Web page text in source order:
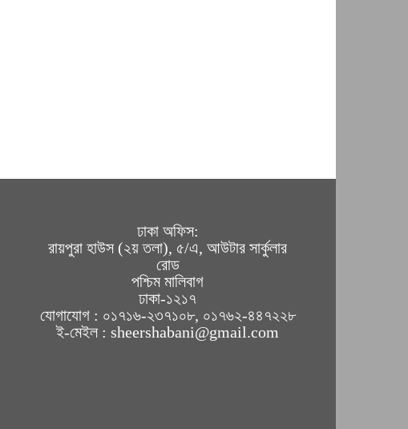
ঢাকা অফিস:
রায়পুরা হাউস (২য় তলা), ৫/এ, আউটার সার্কুলার
রোড
পশ্চিম মালিবাগ
ঢাকা-১২১৭
যোগাযোগ : ০১৭১৬-২৩৭১০৮, ০১৭৬২-৪৪৭২২৮
ই-মেইল : sheershabani@gmail.com